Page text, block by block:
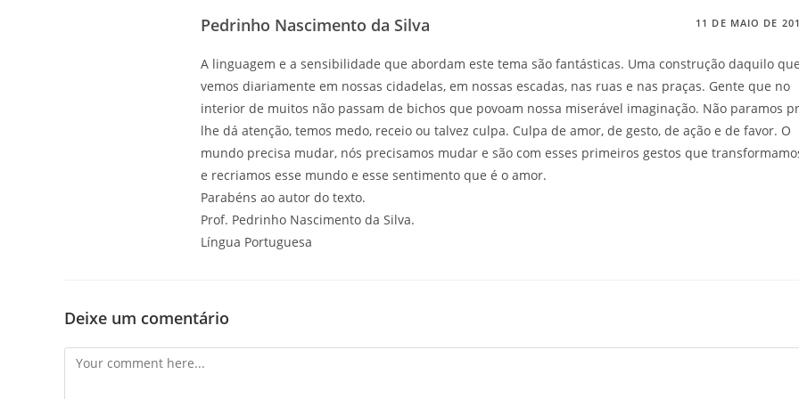
Pedrinho Nascimento da Silva 11 DE MAIO DE
A linguagem e a sensibilidade que abordam este tema são fantásticas. Uma construção daquilo que
vemos diariamente em nossas cidadelas, em nossas escadas, nas ruas e nas praças. Gente que no
interior de muitos não passam de bichos que povoam nossa miserável imaginação. Não paramos
lhe dá atenção, temos medo, receio ou talvez culpa. Culpa de amor, de gesto, de ação e de favor. O
mundo precisa mudar, nós precisamos mudar e são com esses primeiros gestos que
e recriamos esse mundo e esse sentimento que é o amor.
Parabéns ao autor do texto.
Prof. Pedrinho Nascimento da Silva.
Língua Portuguesa
Deixe um comentário
Comment